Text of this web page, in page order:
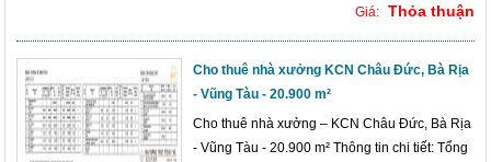
Giá: Thỏa thuận
Cho thuê nhà xưởng KCN Châu Đức, Bà Rịa
- Vũng Tàu - 20.900 m²
Cho thuê nhà xưởng – KCN Châu Đức, Bà Rịa
- Vũng Tàu - 20.900 m² Thông tin chi tiết: Tổng